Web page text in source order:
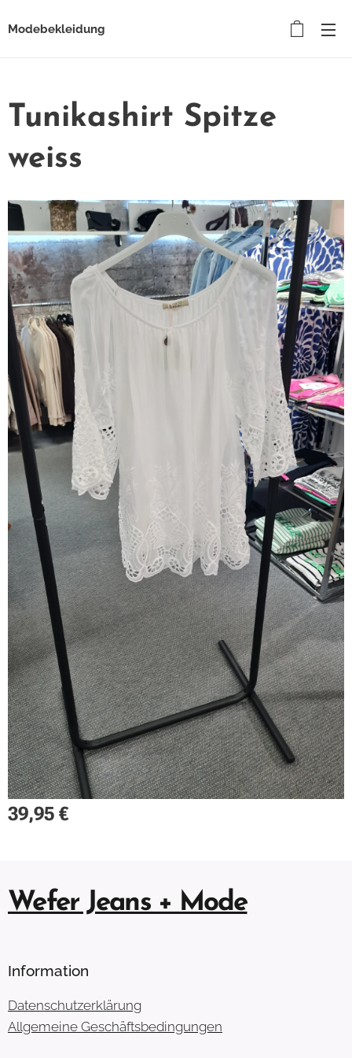
Modebekleidung
Tunikashirt Spitze
weiss
39,95 €
Wefer Jeans + Mode
Information
Datenschutzerklärung
Allgemeine Geschäftsbedingungen